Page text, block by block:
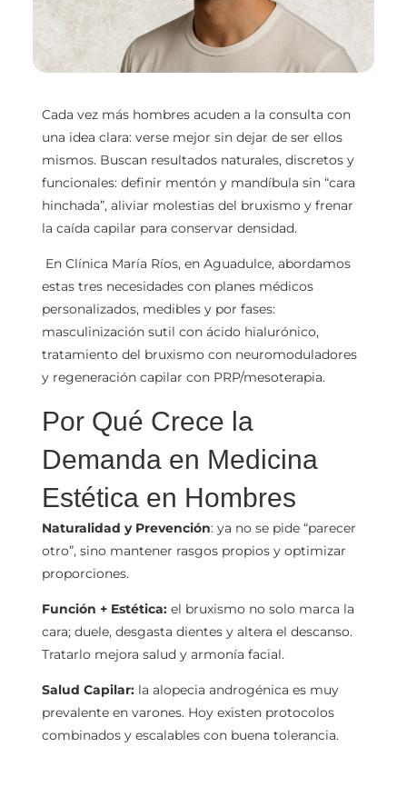
Cada vez más hombres acuden a la consulta con
una idea clara: verse mejor sin dejar de ser ellos
mismos. Buscan resultados naturales, discretos y
funcionales: definir mentón y mandíbula sin “cara
hinchada”, aliviar molestias del bruxismo y frenar
la caída capilar para conservar densidad.
En Clínica María Ríos, en Aguadulce, abordamos
estas tres necesidades con planes médicos
personalizados, medibles y por fases:
masculinización sutil con ácido hialurónico,
tratamiento del bruxismo con neuromoduladores
y regeneración capilar con PRP/mesoterapia.
Por Qué Crece la
Demanda en Medicina
Estética en Hombres
Naturalidad y Prevención: ya no se pide “parecer
otro”, sino mantener rasgos propios y optimizar
proporciones.
Función + Estética:el bruxismo no solo marca la
cara; duele, desgasta dientes y altera el descanso.
Tratarlo mejora salud y armonía facial.
Salud Capilar:la alopecia androgénica es muy
prevalente en varones. Hoy existen protocolos
combinados y escalables con buena tolerancia.